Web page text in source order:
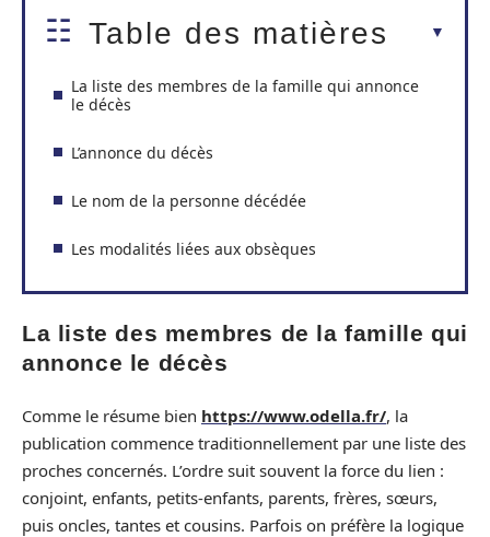
Table des matières
La liste des membres de la famille qui annonce
le décès
L’annonce du décès
Le nom de la personne décédée
Les modalités liées aux obsèques
La liste des membres de la famille qui
annonce le décès
Comme le résume bien https://www.odella.fr/, la
publication commence traditionnellement par une liste des
proches concernés. L’ordre suit souvent la force du lien :
conjoint, enfants, petits-enfants, parents, frères, sœurs,
puis oncles, tantes et cousins. Parfois on préfère la logique